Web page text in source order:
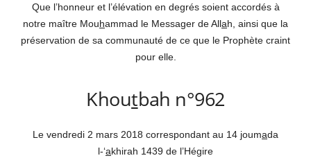
Que l’honneur et l’élévation en degrés soient accordés à
notre maître Mouhammad le Messager de Allah, ainsi que la
préservation de sa communauté de ce que le Prophète craint
pour elle.
Khoutbah n°962
Le vendredi 2 mars 2018 correspondant au 14 joumada
l-‘akhirah 1439 de l’Hégire